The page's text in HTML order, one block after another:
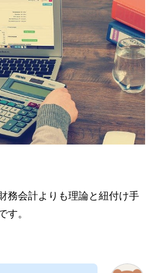
務会計よりも理論と紐付け手
。